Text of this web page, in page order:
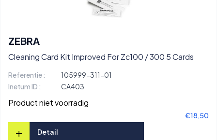
ZEBRA
Cleaning Card Kit Improved For Zc100 / 300 5 Cards
Referentie :
105999-311-01
Inetum ID :
CA403
Product niet voorradig
€18,50
+ Detail